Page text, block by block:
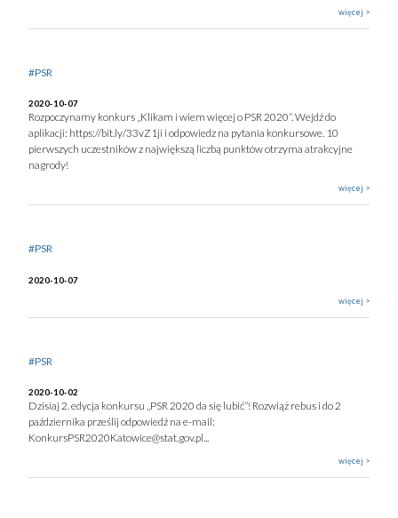
więcej >
#PSR
2020-10-07
Rozpoczynamy konkurs „Klikam i wiem więcej o PSR 2020”. Wejdź do
aplikacji: https://bit.ly/33vZ1ji i odpowiedz na pytania konkursowe. 10
pierwszych uczestników z największą liczbą punktów otrzyma atrakcyjne
nagrody!
więcej >
#PSR
2020-10-07
więcej >
#PSR
2020-10-02
Dzisiaj 2. edycja konkursu „PSR 2020 da się lubić”! Rozwiąż rebus i do 2
października prześlij odpowiedź na e-mail:
KonkursPSR2020Katowice@stat.gov.pl...
więcej >